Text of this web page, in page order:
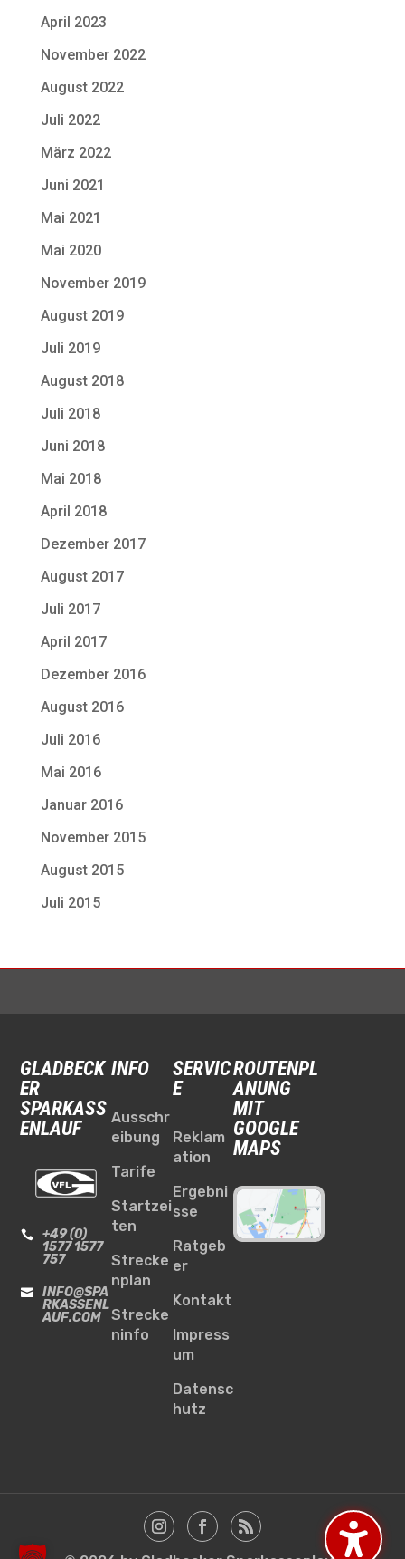
April 2023
November 2022
August 2022
Juli 2022
März 2022
Juni 2021
Mai 2021
Mai 2020
November 2019
August 2019
Juli 2019
August 2018
Juli 2018
Juni 2018
Mai 2018
April 2018
Dezember 2017
August 2017
Juli 2017
April 2017
Dezember 2016
August 2016
Juli 2016
Mai 2016
Januar 2016
November 2015
August 2015
Juli 2015
GLADBECK
ER
SPARKASS
ENLAUF

+49 (0)
1577 1577
757

INFO@SPA
RKASSENL
AUF.COM
INFO
Ausschr
eibung
Tarife
Startzei
ten
Strecke
nplan
Strecke
ninfo
SERVIC
E
Reklam
ation
Ergebni
sse
Ratgeb
er
Kontakt
Impress
um
Datensc
hutz
ROUTENPL
ANUNG
MIT
GOOGLE
MAPS